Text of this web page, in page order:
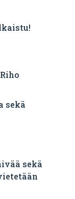
sekä
sekä